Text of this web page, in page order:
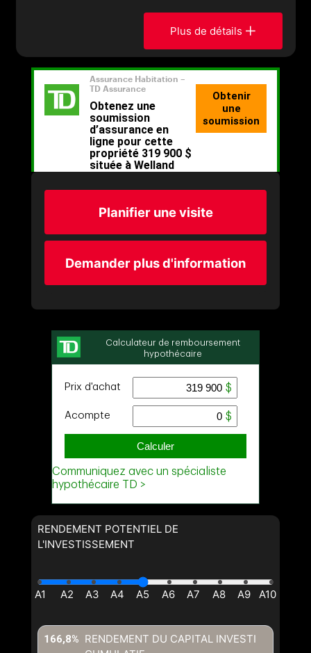
Plus de détails
Planifier une visite
Demander plus d'information
RENDEMENT POTENTIEL DE
L'INVESTISSEMENT
RENDEMENT DU CAPITAL INVESTI
166,8%